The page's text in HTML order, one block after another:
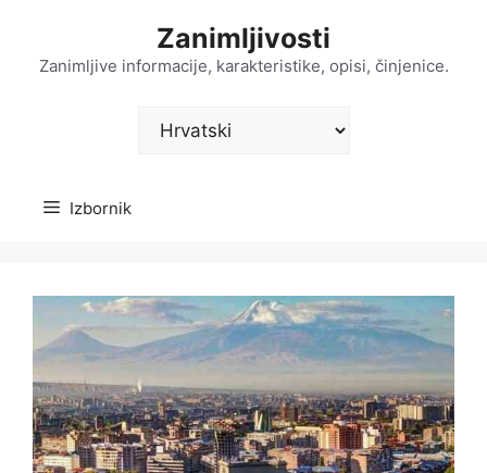
sadržaj
Zanimljivosti
Zanimljive informacije, karakteristike, opisi, činjenice.
Odaberite
Izbornik